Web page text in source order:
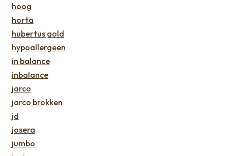
hoog
horta
hubertus gold
hypoallergeen
in balance
inbalance
jarco
jarco brokken
jd
josera
jumbo